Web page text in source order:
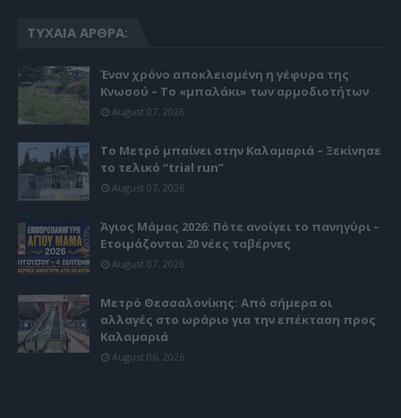
ΤΥΧΑΊΑ ΆΡΘΡΑ:
Έναν χρόνο αποκλεισμένη η γέφυρα της
Κνωσού – Το «μπαλάκι» των αρμοδιοτήτων
August 07, 2026
Το Μετρό μπαίνει στην Καλαμαριά – Ξεκίνησε
το τελικό “trial run”
August 07, 2026
Άγιος Μάμας 2026: Πότε ανοίγει το πανηγύρι –
Ετοιμάζονται 20 νέες ταβέρνες
August 07, 2026
Μετρό Θεσσαλονίκης: Από σήμερα οι
αλλαγές στο ωράριο για την επέκταση προς
Καλαμαριά
August 06, 2026